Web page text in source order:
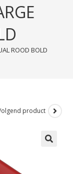
ROOD BOLD
product